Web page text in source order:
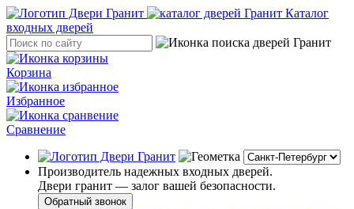
Каталог
входных дверей
Корзина
Избранное
Сравнение
Производитель надежных входных дверей.
Двери гранит — залог вашей безопасности.
Обратный звонок